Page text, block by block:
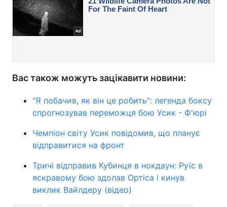
Вас також можуть зацікавити новини:
"Я побачив, як він це робить": легенда боксу
спрогнозував переможця бою Усик - Ф'юрі
Чемпіон світу Усик повідомив, що планує
відправитися на фронт
Тричі відправив Кубинця в нокдаун: Руїс в
яскравому бою здолав Ортіса і кинув
виклик Вайлдеру (відео)